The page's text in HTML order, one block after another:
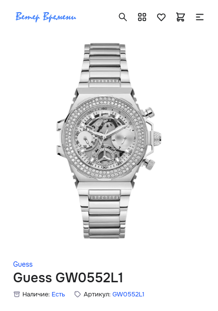
Guess
Guess GW0552L1
Наличие: Есть Артикул: GW0552L1
+7 ( 705 ) 181-42-50
info@vetervremeni.kz
Авторизация
Каталог
Мужские часы
Женские часы
Скидки
Главная